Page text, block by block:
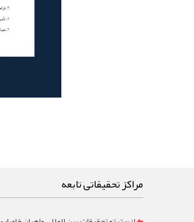
مراکز تحقیقاتی تابعه